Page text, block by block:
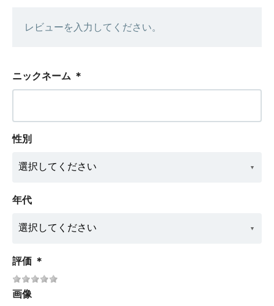
レビューを入力してください。
ニックネーム ＊
性別
年代
評価 ＊
画像